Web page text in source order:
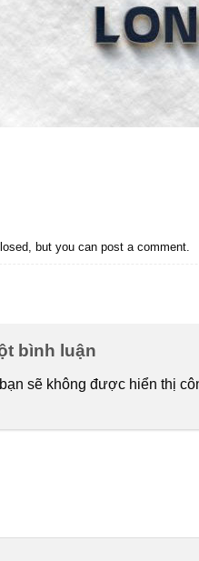
but you can post a comment
bình luận
sẽ không được hiển thị